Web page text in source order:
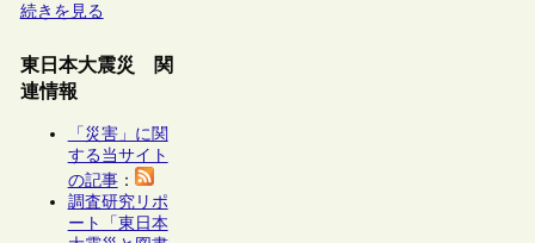
続きを見る
東日本大震災 関
連情報
「災害」に関
する当サイト
の記事：
調査研究リポ
ート「東日本